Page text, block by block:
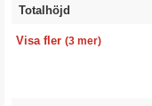
Totalhöjd
Visa fler (3 mer)